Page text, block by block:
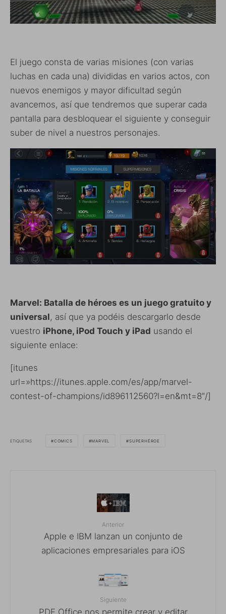
El juego consta de varias misiones (con varias
luchas en cada una) divididas en varios actos, con
nuevos enemigos y mayor dificultad según
avancemos, así que tendremos que superar cada
pantalla para desbloquear el siguiente y conseguir
suber de nivel a nuestros personajes.
Marvel: Batalla de héroes es un juego gratuito y
universal, así que ya podéis descargarlo desde
vuestro iPhone, iPod Touch y iPad usando el
siguiente enlace:
[itunes
url=»https://itunes.apple.com/es/app/marvel-
contest-of-champions/id896112560?l=en&mt=8″/]
ETIQUETAS COMICS MARVEL SUPERHÉROE
Anterior
Apple e IBM lanzan un conjunto de
aplicaciones empresariales para iOS
Siguiente
PDF Office nos permite crear y editar